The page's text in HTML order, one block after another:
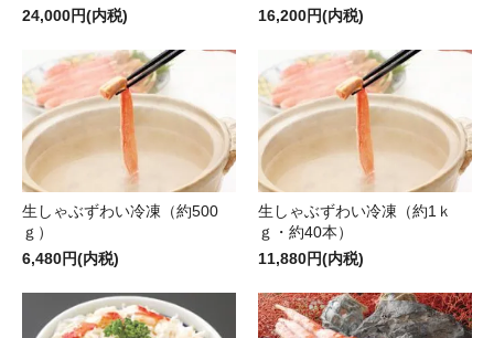
24,000円(内税)
16,200円(内税)
生しゃぶずわい冷凍（約500
ｇ）
6,480円(内税)
生しゃぶずわい冷凍（約1ｋ
ｇ・約40本）
11,880円(内税)